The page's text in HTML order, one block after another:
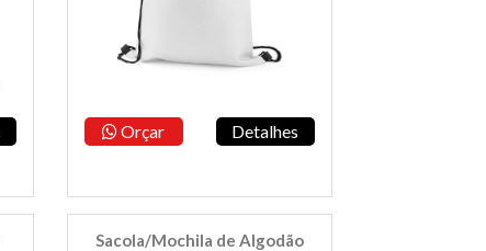
Orçar Detalhes
Sacola/Mochila de Algodão